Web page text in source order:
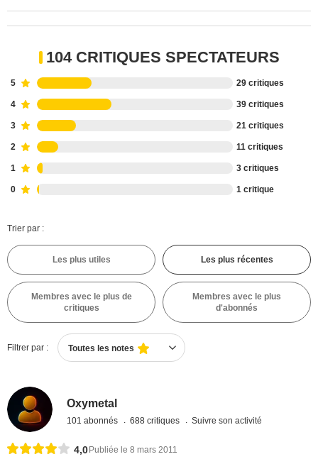
104 CRITIQUES SPECTATEURS
5 29 critiques
4 39 critiques
3 21 critiques
2 11 critiques
1 3 critiques
0 1 critique
Trier par :
Les plus utiles Les plus récentes
Membres avec le plus de
critiques
Membres avec le plus
d'abonnés
Filtrer par : Toutes les notes
Oxymetal
101 abonnés 688 critiques Suivre son activité
4,0 Publiée le 8 mars 2011